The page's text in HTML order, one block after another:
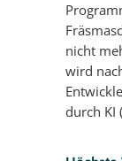
nicht
wird
durch KI